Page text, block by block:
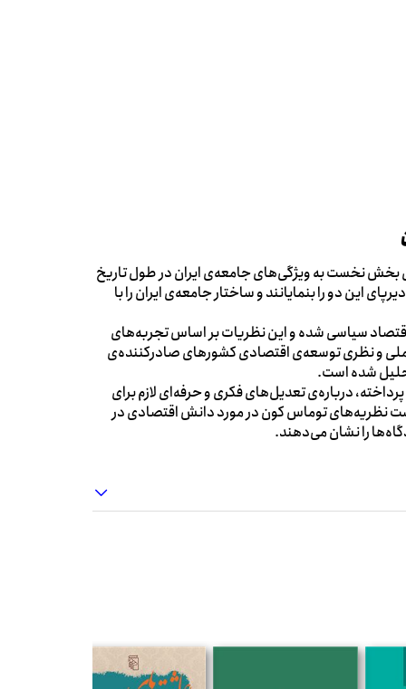
بخش نخست به ویژگی‌های جامعه‌ی ایران در طول تاریخ
این دو را بنمایانند و ساختار جامعه‌ی ایران را با
سیاسی شده و این نظریات بر اساس تجربه‌های
و نظری توسعه‌ی اقتصادی کشورهای صادرکننده‌ی
شده است.
درباره‌ی تعدیل‌های فکری و حرفه‌ای لازم برای
نظریه‌های توماس کون در مورد دانش اقتصادی در
را نشان می‌دهند.